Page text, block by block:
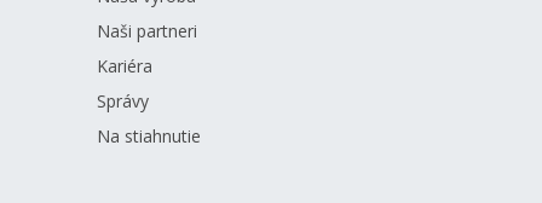
Naši partneri
Kariéra
Správy
Na stiahnutie